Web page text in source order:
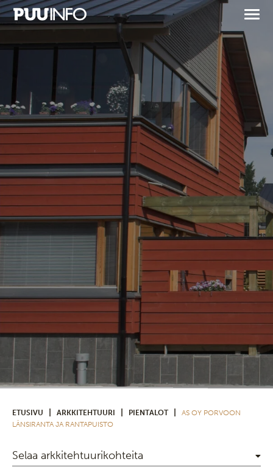
ETUSIVU ARKKITEHTUURI PIENTALOT
AS OY PORVOON
LÄNSIRANTA JA RANTAPUISTO
Selaa arkkitehtuurikohteita